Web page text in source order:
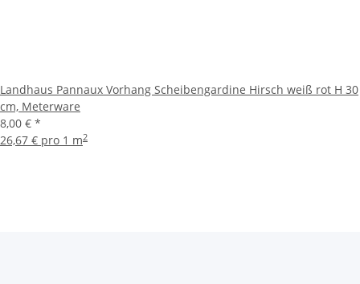
Landhaus Pannaux Vorhang Scheibengardine Hirsch weiß rot H 30
cm, Meterware
8,00 € *
26,67 € pro 1 m2